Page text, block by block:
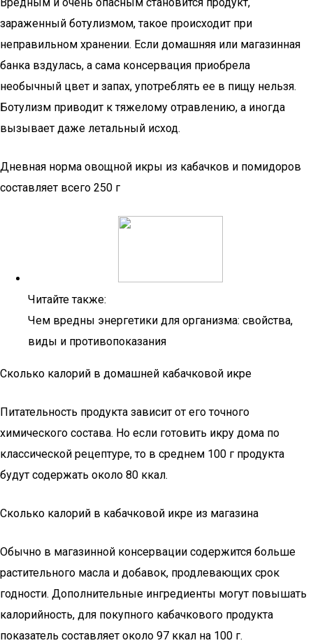
зараженный ботулизмом, такое происходит при
неправильном хранении. Если домашняя или магазинная
банка вздулась, а сама консервация приобрела
необычный цвет и запах, употреблять ее в пищу нельзя.
Ботулизм приводит к тяжелому отравлению, а иногда
вызывает даже летальный исход.
Дневная норма овощной икры из кабачков и помидоров
составляет всего 250 г
Читайте также:
Чем вредны энергетики для организма: свойства,
виды и противопоказания
Сколько калорий в домашней кабачковой икре
Питательность продукта зависит от его точного
химического состава. Но если готовить икру дома по
классической рецептуре, то в среднем 100 г продукта
будут содержать около 80 ккал.
Сколько калорий в кабачковой икре из магазина
Обычно в магазинной консервации содержится больше
растительного масла и добавок, продлевающих срок
годности. Дополнительные ингредиенты могут повышать
калорийность, для покупного кабачкового продукта
показатель составляет около 97 ккал на 100 г.